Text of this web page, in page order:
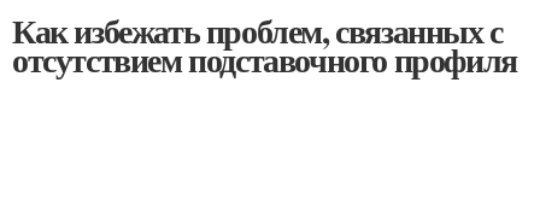
Как избежать проблем, связанных с
отсутствием подставочного профиля